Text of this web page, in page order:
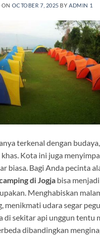
ON OCTOBER 7, 2025 BY ADMIN 1
terkenal dengan budaya,
Kota ini juga
biasa. Bagi Anda pecinta
di Jogja bisa
Menghabiskan
menikmati udara segar
di sekitar api unggun tentu
dibandingkan